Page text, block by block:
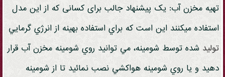
تهیه مخزن آب: یک پیشنهاد جالب برای کسانی که از این مدل
استفاده میکنند این است که براي استفاده بهينه از انرژي گرمايي
تولید شده توسط شومینه، مي توانيد روي شومينه مخزن آب قرار
دهید و يا روي شومينه هواكشي نصب نمائيد تا از شومينه